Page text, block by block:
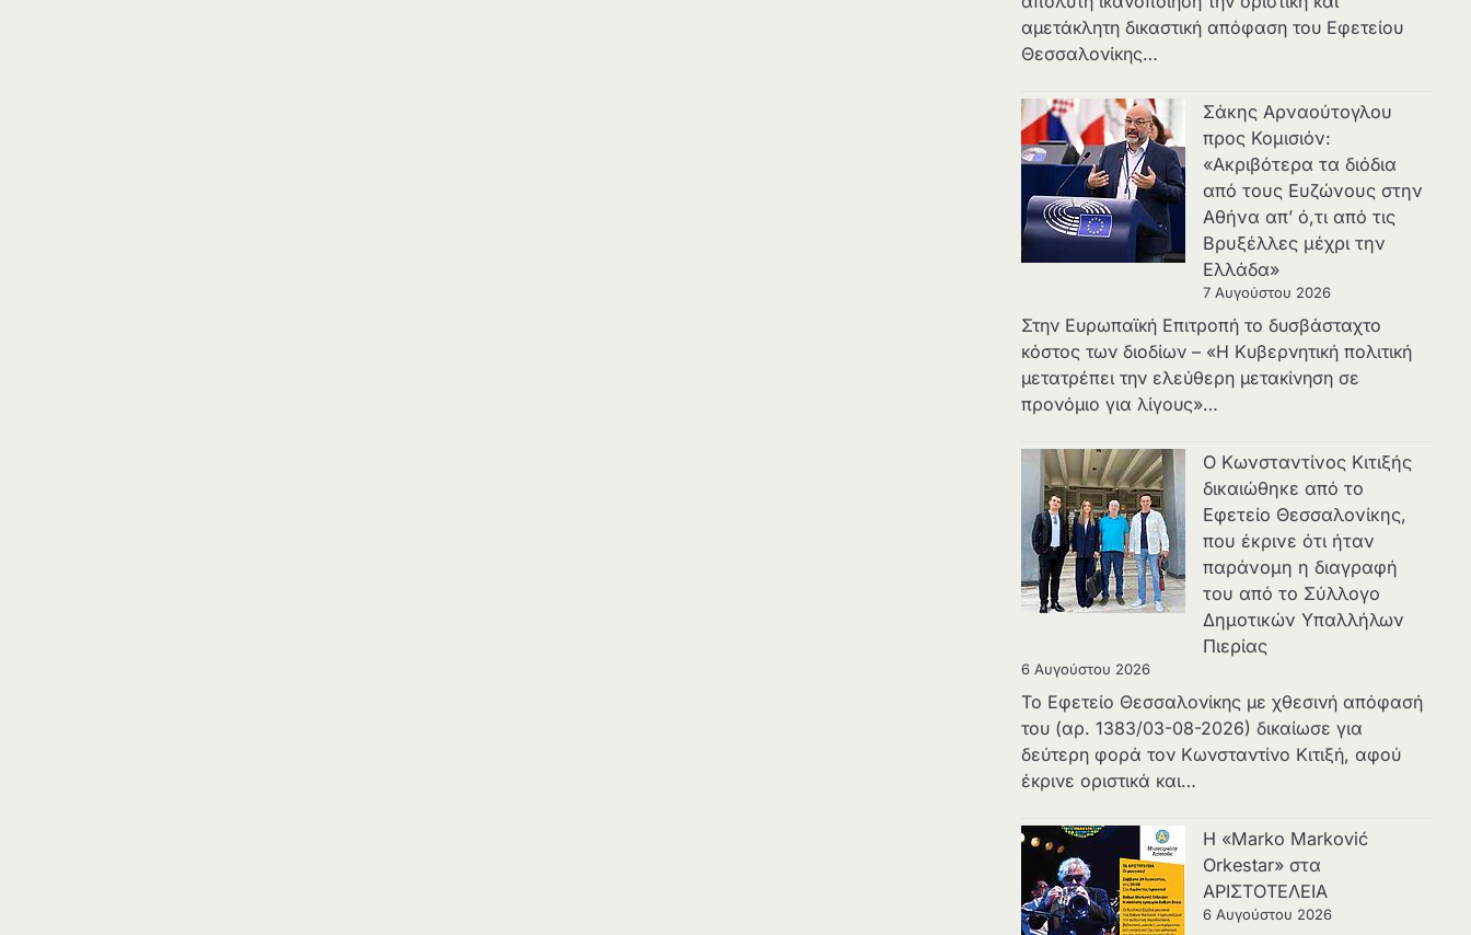
αμετάκλητη δικαστική απόφαση του Εφετείου
Θεσσαλονίκης…
Σάκης Αρναούτογλου
προς Κομισιόν:
«Ακριβότερα τα διόδια
από τους Ευζώνους στην
Αθήνα απ’ ό,τι από τις
Βρυξέλλες μέχρι την
Ελλάδα»
7 Αυγούστου 2026
Στην Ευρωπαϊκή Επιτροπή το δυσβάσταχτο
κόστος των διοδίων – «Η Κυβερνητική πολιτική
μετατρέπει την ελεύθερη μετακίνηση σε
προνόμιο για λίγους»…
Ο Κωνσταντίνος Κιτιξής
δικαιώθηκε από το
Εφετείο Θεσσαλονίκης,
που έκρινε ότι ήταν
παράνομη η διαγραφή
του από το Σύλλογο
Δημοτικών Υπαλλήλων
Πιερίας
6 Αυγούστου 2026
Το Εφετείο Θεσσαλονίκης με χθεσινή απόφασή
του (αρ. 1383/03-08-2026) δικαίωσε για
δεύτερη φορά τον Κωνσταντίνο Κιτιξή, αφού
έκρινε οριστικά και…
Η «Marko Marković
Orkestar» στα
ΑΡΙΣΤΟΤΕΛΕΙΑ
6 Αυγούστου 2026